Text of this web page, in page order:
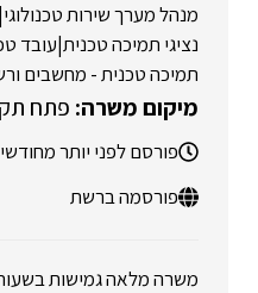
מנהל מערך שירות טכנולוגי|
נציגי תמיכה טכנית|עובד
תמיכה טכנית - מחשבים
פתח
פורסם לפני יותר
פורסמה ברשת